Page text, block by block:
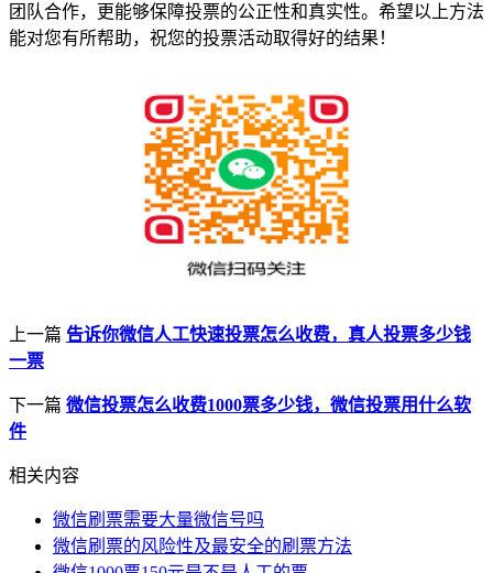
团队合作，更能够保障投票的公正性和真实性。希望以上方法
能对您有所帮助，祝您的投票活动取得好的结果！
上一篇 告诉你微信人工快速投票怎么收费，真人投票多少钱
一票
下一篇 微信投票怎么收费1000票多少钱，微信投票用什么软
件
相关内容
微信刷票需要大量微信号吗
微信刷票的风险性及最安全的刷票方法